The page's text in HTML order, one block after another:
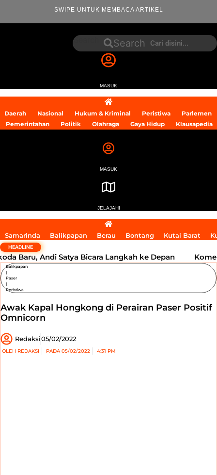
SWIPE UNTUK MEMBACA ARTIKEL
Search Search
MASUK
Daerah Nasional Hukum & Kriminal Peristiwa
Parlemen
Pemerintahan
Politik Olahraga Gaya Hidup Klausapedia
MASUK
JELAJAHI
Samarinda Balikpapan Berau Bontang Kutai Barat
HEADLINE
Andi Satya Bicara Langkah ke Depan
Balikpapan
|
Paser
|
Peristiwa
Awak Kapal Hongkong di Perairan Paser Positif
Omnicorn
Redaksi05/02/2022
OLEH REDAKSI PADA05/02/2022 4:31 PM